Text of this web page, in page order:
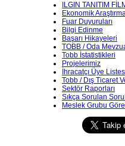
ILGIN TANITIM
Ekonomik
Fuar Duyuruları
Bilgi Edinme
Başarı Hikayeleri
TOBB / Oda
Tobb İstatistikleri
Projelerimiz
İhracatçı Üye
Tobb / Dış Ticaret
Sektör Raporları
Sıkça Sorulan
Meslek Grubu